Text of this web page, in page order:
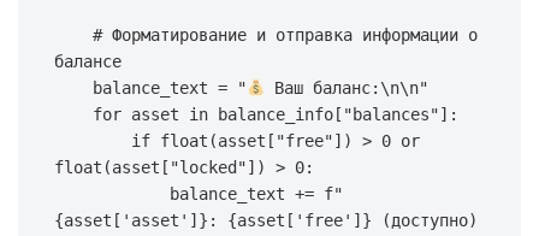
# Форматирование и отправка информации о
балансе
    balance_text
= "
Ваш баланс:\n\n"
for asset in balance_info [ "balances"] :
if float (asset [ "free"] ) > 0 or
float (asset [ "locked"] ) > 0:
            balance_text
+= f"
{asset [ 'asset' ] } : {asset [ 'free' ] } (доступно)